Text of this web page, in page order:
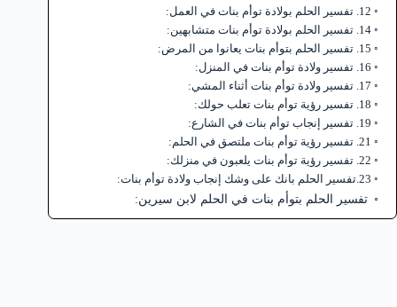
12. تفسير الحلم بولادة توأم بنات في العمل:
14. تفسير الحلم بولادة توأم بنات متشابهين:
15. تفسير الحلم بتوأم بنات يعانوا من المرض:
16. تفسير ولادة توأم بنات في المنزل:
17. تفسير ولادة توأم بنات أثناء المشي:
18. تفسير رؤية توأم بنات تعلب حولك:
19. تفسير إنجاب توأم بنات في الشارع:
21. تفسير رؤية توأم بنات ملتصق في الحلم:
22. تفسير رؤية توأم بنات يلعبون في منزلك:
23.تفسير الحلم بانك على وشك إنجاب ولادة توأم بنات:
تفسير الحلم بتوأم بنات في الحلم لابن سيرين: